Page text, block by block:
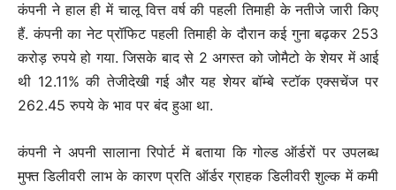
कंपनी ने हाल ही में चालू वित्त वर्ष की पहली तिमाही के नतीजे जारी किए
हैं. कंपनी का नेट प्रॉफिट पहली तिमाही के दौरान कई गुना बढ़कर 253
करोड़ रुपये हो गया. जिसके बाद से 2 अगस्त को जोमैटो के शेयर में आई
थी 12.11% की तेजीदेखी गई और यह शेयर बॉम्बे स्टॉक एक्सचेंज पर
262.45 रुपये के भाव पर बंद हुआ था.
कंपनी ने अपनी सालाना रिपोर्ट में बताया कि गोल्ड ऑर्डरों पर उपलब्ध
मुफ्त डिलीवरी लाभ के कारण प्रति ऑर्डर ग्राहक डिलीवरी शुल्क में कमी